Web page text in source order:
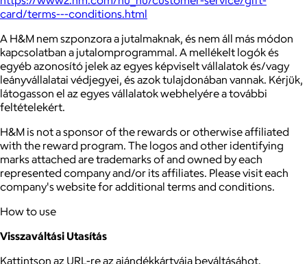
card/terms---conditions.html
A H&M nem szponzora a jutalmaknak, és nem áll más módon
kapcsolatban a jutalomprogrammal. A mellékelt logók és
egyéb azonosító jelek az egyes képviselt vállalatok és/vagy
leányvállalatai védjegyei, és azok tulajdonában vannak. Kérjük,
látogasson el az egyes vállalatok webhelyére a további
feltételekért.
H&M is not a sponsor of the rewards or otherwise affiliated
with the reward program. The logos and other identifying
marks attached are trademarks of and owned by each
represented company and/or its affiliates. Please visit each
company's website for additional terms and conditions.
How to use
Visszaváltási Utasítás
Kattintson az URL-re az ajándékkártyája beváltásáhot.